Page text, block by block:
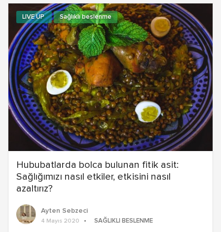
Hububatlarda bolca bulunan fitik asit:
Sağlığımızı nasıl etkiler, etkisini nasıl
azaltırız?
LIVE UP Sağlıklı beslenme
Ayten Sebzeci
4 Mayıs 2020 SAĞLIKLI BESLENME